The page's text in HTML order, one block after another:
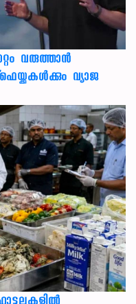
വരുത്താൻ
വ്യാജ